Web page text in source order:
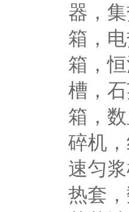
器，
箱，
箱，
槽，
箱，
碎机
速匀
热套